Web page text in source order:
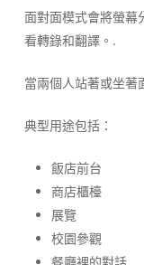
面對面模式會將螢幕
看轉錄和翻譯。.
當兩個人站著或坐著
典型用途包括：
飯店前台
商店櫃檯
展覽
校園參觀